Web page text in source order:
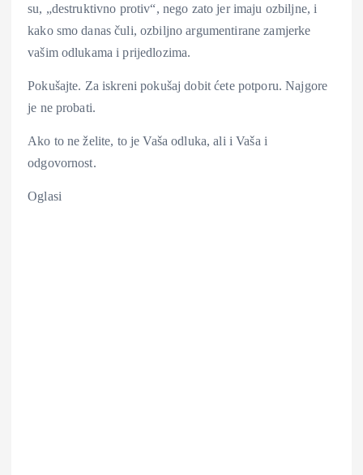
su, „destruktivno protiv“, nego zato jer imaju ozbiljne, i
kako smo danas čuli, ozbiljno argumentirane zamjerke
vašim odlukama i prijedlozima.
Pokušajte. Za iskreni pokušaj dobit ćete potporu. Najgore
je ne probati.
Ako to ne želite, to je Vaša odluka, ali i Vaša i
odgovornost.
Oglasi